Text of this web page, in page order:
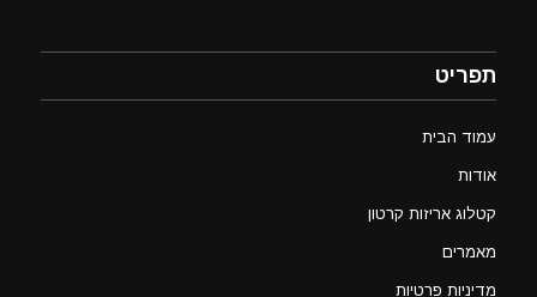
תפריט
עמוד הבית
אודות
קטלוג אריזות קרטון
מאמרים
מדיניות פרטיות